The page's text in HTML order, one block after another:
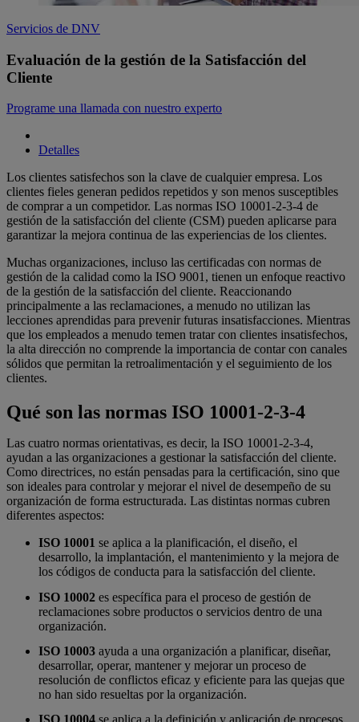
Servicios de DNV
Evaluación de la gestión de la Satisfacción del
Cliente
Programe una llamada con nuestro experto
Detalles
Los clientes satisfechos son la clave de cualquier empresa. Los
clientes fieles generan pedidos repetidos y son menos susceptibles
de comprar a un competidor. Las normas ISO 10001-2-3-4 de
gestión de la satisfacción del cliente (CSM) pueden aplicarse para
garantizar la mejora continua de las experiencias de los clientes.
Muchas organizaciones, incluso las certificadas con normas de
gestión de la calidad como la ISO 9001, tienen un enfoque reactivo
de la gestión de la satisfacción del cliente. Reaccionando
principalmente a las reclamaciones, a menudo no utilizan las
lecciones aprendidas para prevenir futuras insatisfacciones. Mientras
que los empleados a menudo temen tratar con clientes insatisfechos,
la alta dirección no comprende la importancia de contar con canales
sólidos que permitan la retroalimentación y el seguimiento de los
clientes.
Qué son las normas ISO 10001-2-3-4
Las cuatro normas orientativas, es decir, la ISO 10001-2-3-4,
ayudan a las organizaciones a gestionar la satisfacción del cliente.
Como directrices, no están pensadas para la certificación, sino que
son ideales para controlar y mejorar el nivel de desempeño de su
organización de forma estructurada. Las distintas normas cubren
diferentes aspectos:
ISO 10001 se aplica a la planificación, el diseño, el
desarrollo, la implantación, el mantenimiento y la mejora de
los códigos de conducta para la satisfacción del cliente.
ISO 10002 es específica para el proceso de gestión de
reclamaciones sobre productos o servicios dentro de una
organización.
ISO 10003 ayuda a una organización a planificar, diseñar,
desarrollar, operar, mantener y mejorar un proceso de
resolución de conflictos eficaz y eficiente para las quejas que
no han sido resueltas por la organización.